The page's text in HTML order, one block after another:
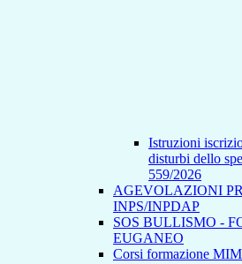
Istruzioni
disturbi dello
559/2026
AGEVOLAZIONI
INPS/INPDAP
SOS BULLISMO -
EUGANEO
Corsi formazione